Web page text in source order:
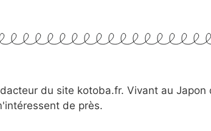
du site kotoba.fr. Vivant au Japon
de près.